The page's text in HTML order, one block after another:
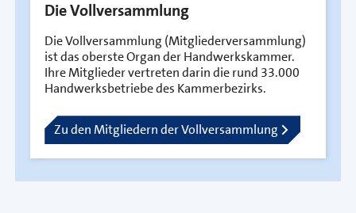
Die Vollversammlung
Die Vollversammlung (Mitgliederversammlung)
ist das oberste Organ der Handwerkskammer.
Ihre Mitglieder vertreten darin die rund 33.000
Handwerksbetriebe des Kammerbezirks.
Zu den Mitgliedern der Vollversammlung